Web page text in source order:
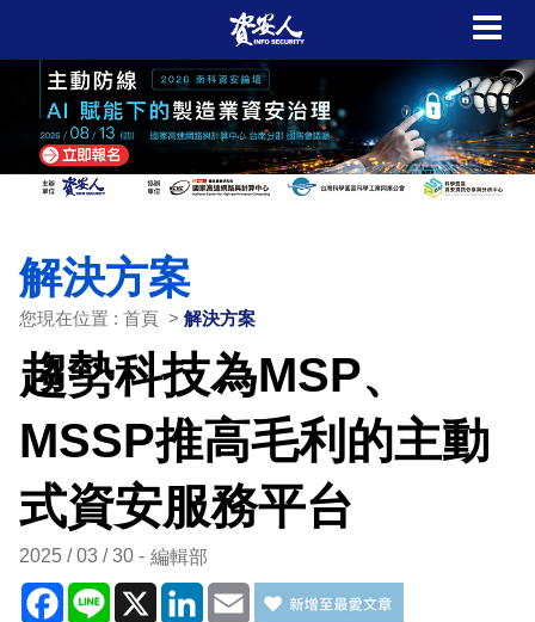
解決方案
您現在位置 : 首頁 > 解決方案
趨勢科技為MSP、
MSSP推高毛利的主動
式資安服務平台
2025 / 03 / 30 編輯部
Facebook
Line X LinkedIn
Email